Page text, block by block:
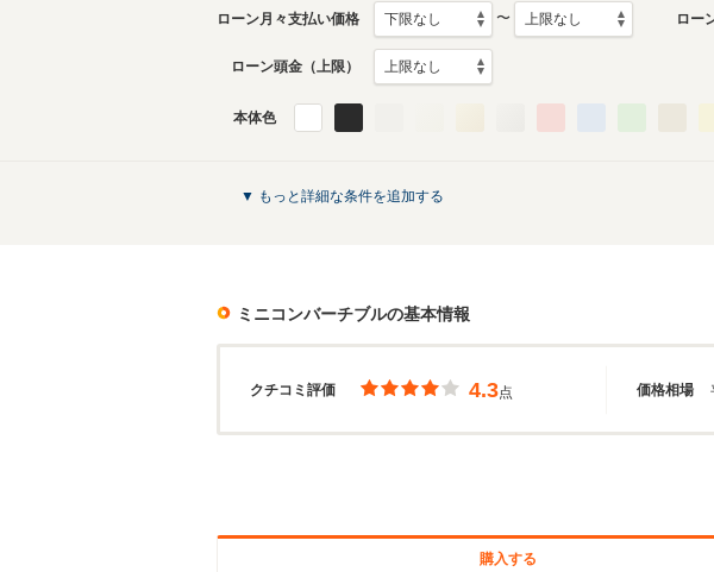
ローン月々支払い価格 〜 ロー
ローン頭金（上限）
本体色
▼ もっと詳細な条件を追加する
ミニコンバーチブルの基本情報
クチコミ評価 価格相場
4.3点
購入する